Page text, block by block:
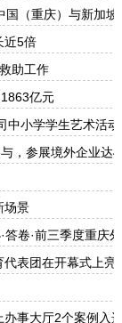
（重庆）与新加
近5倍
助工作
亿元
中小学学生艺术活
，参展境外企业
场景
卷·前三季度重庆
表团在开幕式上亮
事大厅2个案例入